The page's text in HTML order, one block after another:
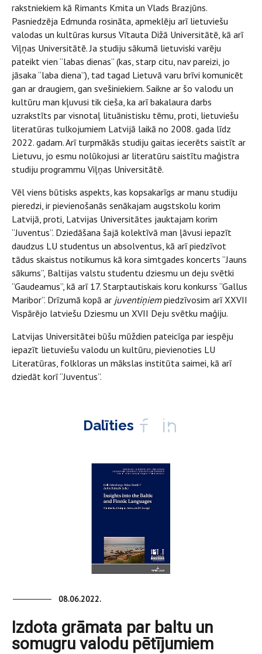
rakstniekiem kā Rimants Kmita un Vlads Brazjūns.
Pasniedzēja Edmunda rosināta, apmeklēju arī lietuviešu
valodas un kultūras kursus Vītauta Dižā Universitātē, kā arī
Viļņas Universitātē. Ja studiju sākumā lietuviski varēju
pateikt vien “labas dienas” (kas, starp citu, nav pareizi, jo
jāsaka “laba diena”), tad tagad Lietuvā varu brīvi komunicēt
gan ar draugiem, gan svešiniekiem. Saikne ar šo valodu un
kultūru man kļuvusi tik cieša, ka arī bakalaura darbs
uzrakstīts par visnotaļ lituānistisku tēmu, proti, lietuviešu
literatūras tulkojumiem Latvijā laikā no 2008. gada līdz
2022. gadam. Arī turpmākās studiju gaitas iecerēts saistīt ar
Lietuvu, jo esmu nolūkojusi ar literatūru saistītu maģistra
studiju programmu Viļņas Universitātē.
Vēl viens būtisks aspekts, kas kopsakarīgs ar manu studiju
pieredzi, ir pievienošanās senākajam augstskolu korim
Latvijā, proti, Latvijas Universitātes jauktajam korim
“Juventus”. Dziedāšana šajā kolektīvā man ļāvusi iepazīt
daudzus LU studentus un absolventus, kā arī piedzīvot
tādus skaistus notikumus kā kora simtgades koncerts “Jauns
sākums”, Baltijas valstu studentu dziesmu un deju svētki
“Gaudeamus”, kā arī 17. Starptautiskais koru konkurss “Gallus
Maribor”. Drīzumā kopā ar juventiņiempiedzīvosim arī XXVII
Vispārējo latviešu Dziesmu un XVII Deju svētku maģiju.
Latvijas Universitātei būšu mūždien pateicīga par iespēju
iepazīt lietuviešu valodu un kultūru, pievienoties LU
Literatūras, folkloras un mākslas institūta saimei, kā arī
dziedāt korī “Juventus”.
Dalīties
08.06.2022.
Izdota grāmata par baltu un
somugru valodu pētījumiem